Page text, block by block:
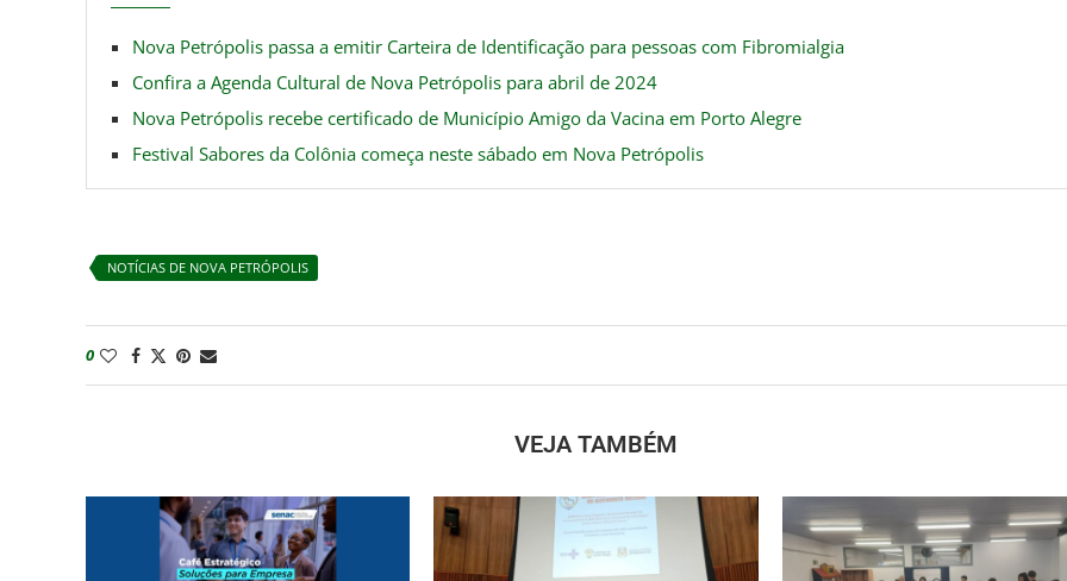
Nova Petrópolis passa a emitir Carteira de Identificação para pessoas com Fibromialgia
Confira a Agenda Cultural de Nova Petrópolis para abril de 2024
Nova Petrópolis recebe certificado de Município Amigo da Vacina em Porto Alegre
Festival Sabores da Colônia começa neste sábado em Nova Petrópolis
NOTÍCIAS DE NOVA PETRÓPOLIS
0
VEJA TAMBÉM